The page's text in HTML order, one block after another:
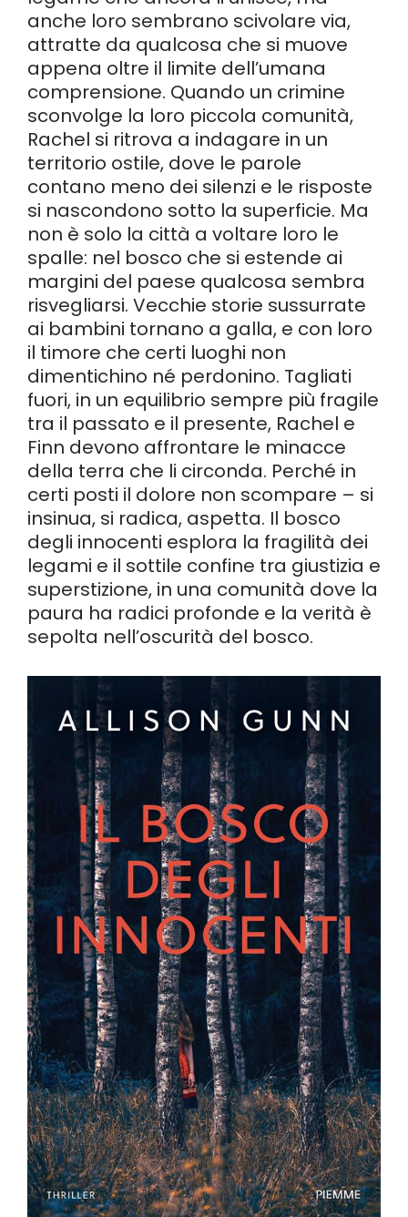
anche loro sembrano scivolare via,
attratte da qualcosa che si muove
appena oltre il limite dell’umana
comprensione. Quando un crimine
sconvolge la loro piccola comunità,
Rachel si ritrova a indagare in un
territorio ostile, dove le parole
contano meno dei silenzi e le risposte
si nascondono sotto la superficie. Ma
non è solo la città a voltare loro le
spalle: nel bosco che si estende ai
margini del paese qualcosa sembra
risvegliarsi. Vecchie storie sussurrate
ai bambini tornano a galla, e con loro
il timore che certi luoghi non
dimentichino né perdonino. Tagliati
fuori, in un equilibrio sempre più fragile
tra il passato e il presente, Rachel e
Finn devono affrontare le minacce
della terra che li circonda. Perché in
certi posti il dolore non scompare – si
insinua, si radica, aspetta. Il bosco
degli innocenti esplora la fragilità dei
legami e il sottile confine tra giustizia e
superstizione, in una comunità dove la
paura ha radici profonde e la verità è
sepolta nell’oscurità del bosco.